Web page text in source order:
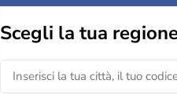
Scegli la tua